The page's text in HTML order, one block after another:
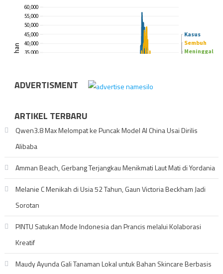
ADVERTISMENT
ARTIKEL TERBARU
Qwen3.8 Max Melompat ke Puncak Model AI China Usai Dirilis
Alibaba
Amman Beach, Gerbang Terjangkau Menikmati Laut Mati di Yordania
Melanie C Menikah di Usia 52 Tahun, Gaun Victoria Beckham Jadi
Sorotan
PINTU Satukan Mode Indonesia dan Prancis melalui Kolaborasi
Kreatif
Maudy Ayunda Gali Tanaman Lokal untuk Bahan Skincare Berbasis